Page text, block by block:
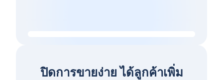
ปิดการขายง่าย ได้ลูกค้าเพิ่ม